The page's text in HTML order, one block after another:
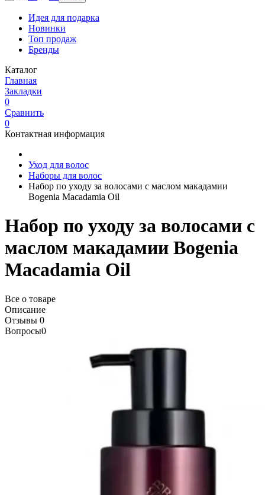
Идея для подарка
Новинки
Топ продаж
Бренды
Каталог
Главная
Закладки
0
Сравнить
0
Контактная информация
Уход для волос
Наборы для волос
Набор по уходу за волосами с маслом макадамии
Bogenia Macadamia Oil
Набор по уходу за волосами с
маслом макадамии Bogenia
Macadamia Oil
Все о товаре
Описание
Отзывы 0
Вопросы0